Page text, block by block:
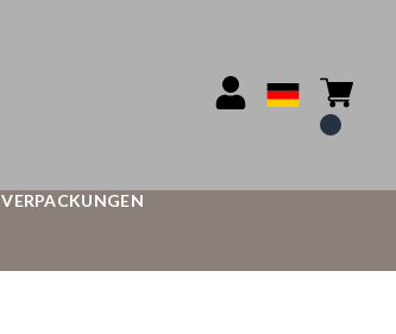
VERPACKUNGEN